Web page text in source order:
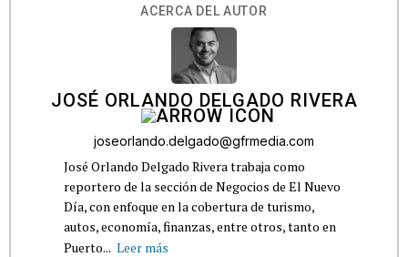
ACERCA DEL AUTOR
JOSÉ ORLANDO DELGADO RIVERA
joseorlando.delgado@gfrmedia.com
José Orlando Delgado Rivera trabaja como
reportero de la sección de Negocios de El Nuevo
Día, con enfoque en la cobertura de turismo,
autos, economía, finanzas, entre otros, tanto en
Puerto... Leer más